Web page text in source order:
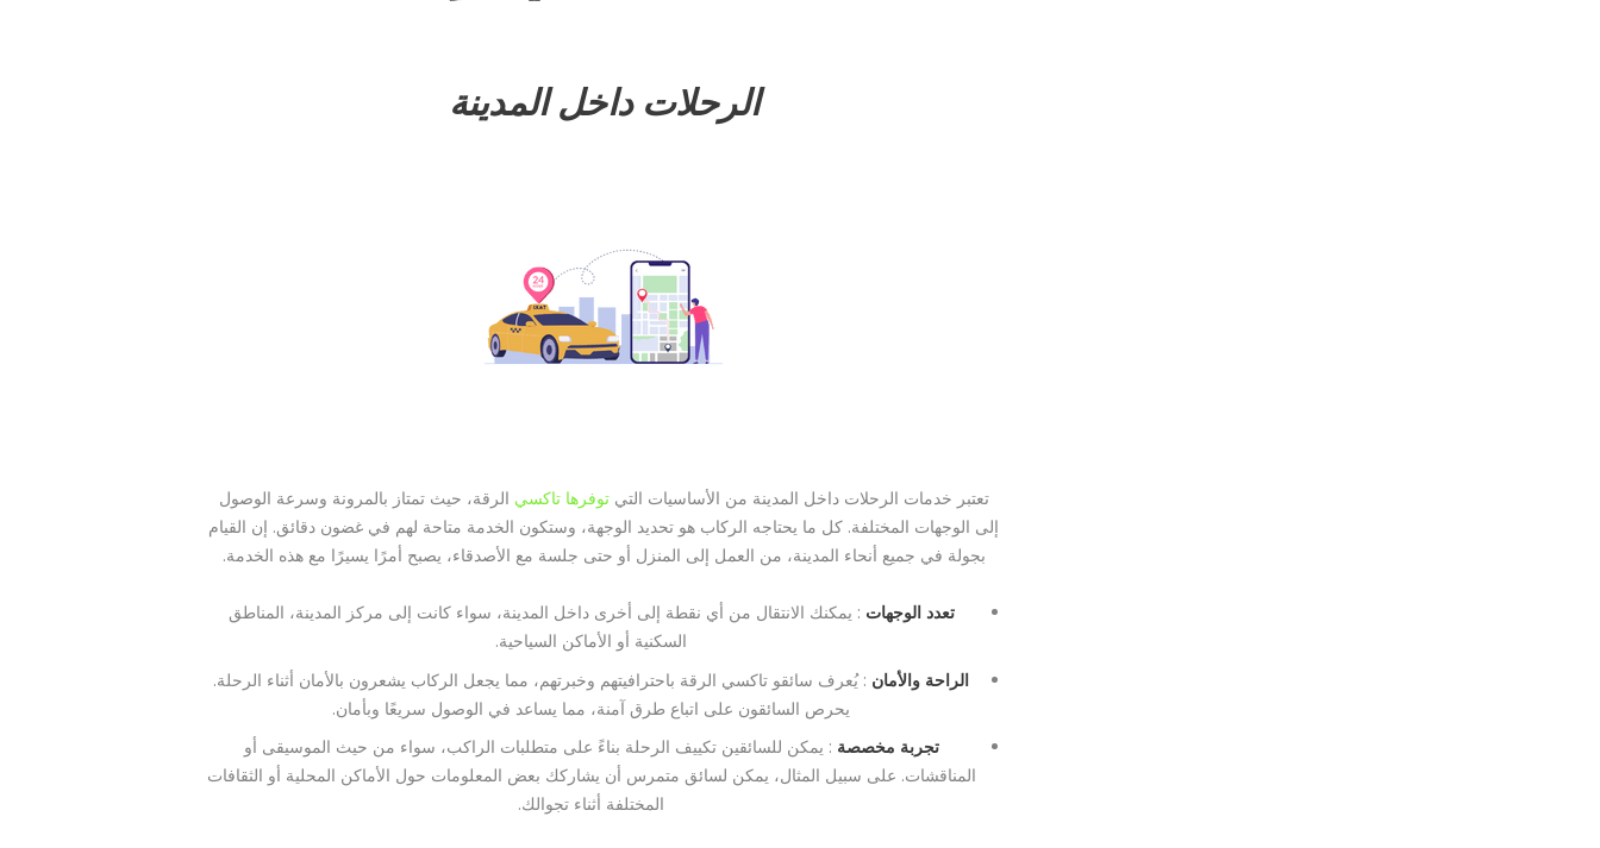
الرحلات داخل المدينة
تعتبر خدمات الرحلات داخل المدينة من الأساسيات التيتوفرها تاكسي الرقة، حيث تمتاز بالمرونة وسرعة الوصول
إلى الوجهات المختلفة. كل ما يحتاجه الركاب هو تحديد الوجهة، وستكون الخدمة متاحة لهم في غضون دقائق. إن القيام
بجولة في جميع أنحاء المدينة، من العمل إلى المنزل أو حتى جلسة مع الأصدقاء، يصبح أمرًا يسيرًا مع هذه الخدمة.
تعدد الوجهات : يمكنك الانتقال من أي نقطة إلى أخرى داخل المدينة، سواء كانت إلى مركز المدينة، المناطق
السكنية أو الأماكن السياحية.
الراحة والأمان : يُعرف سائقو تاكسي الرقة باحترافيتهم وخبرتهم، مما يجعل الركاب يشعرون بالأمان أثناء الرحلة.
يحرص السائقون على اتباع طرق آمنة، مما يساعد في الوصول سريعًا وبأمان.
تجربة مخصصة : يمكن للسائقين تكييف الرحلة بناءً على متطلبات الراكب، سواء من حيث الموسيقى أو
المناقشات. على سبيل المثال، يمكن لسائق متمرس أن يشاركك بعض المعلومات حول الأماكن المحلية أو الثقافات
المختلفة أثناء تجوالك.